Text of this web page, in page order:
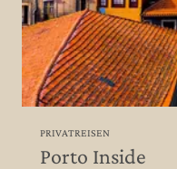
PRIVATREISEN
Porto Inside